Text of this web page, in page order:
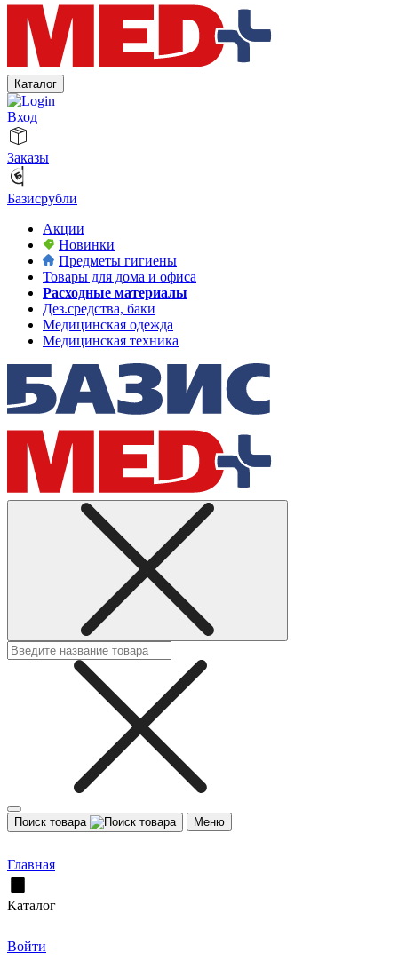
Каталог
Вход
Заказы
Базисрубли
Акции
Новинки
Предметы гигиены
Товары для дома и офиса
Расходные материалы
Дез.средства, баки
Медицинская одежда
Медицинская техника
Поиск товара Меню
Главная
Каталог
Войти